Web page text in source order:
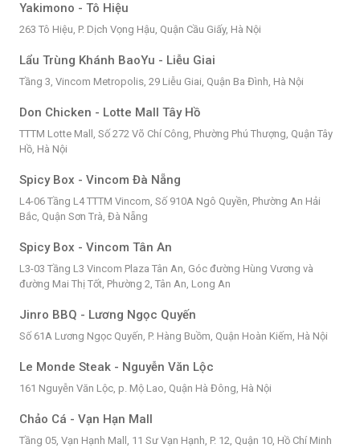
Yakimono - Tô Hiệu
263 Tô Hiệu, P. Dịch Vọng Hậu, Quận Cầu Giấy, Hà Nội
Lẩu Trùng Khánh BaoYu - Liễu Giai
Tầng 3, Vincom Metropolis, 29 Liễu Giai, Quận Ba Đình, Hà Nội
Don Chicken - Lotte Mall Tây Hồ
TTTM Lotte Mall, Số 272 Võ Chí Công, Phường Phú Thượng, Quận Tây
Hồ, Hà Nội
Spicy Box - Vincom Đà Nẵng
L4-06 Tầng L4 TTTM Vincom, Số 910A Ngô Quyền, Phường An Hải
Bắc, Quận Sơn Trà, Đà Nẵng
Spicy Box - Vincom Tân An
L3-03 Tầng L3 Vincom Plaza Tân An, Góc đường Hùng Vương và
đường Mai Thị Tốt, Phường 2, Tân An, Long An
Jinro BBQ - Lương Ngọc Quyến
Số 61A Lương Ngọc Quyến, P. Hàng Buồm, Quận Hoàn Kiếm, Hà Nội
Le Monde Steak - Nguyễn Văn Lộc
161 Nguyễn Văn Lộc, p. Mộ Lao, Quận Hà Đông, Hà Nội
Chảo Cá - Vạn Hạn Mall
Tầng 05, Vạn Hạnh Mall, 11 Sư Vạn Hạnh, P. 12, Quận 10, Hồ Chí Minh